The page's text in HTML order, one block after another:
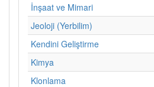
İnşaat ve Mimari
Jeoloji (Yerbilim)
Kendini Geliştirme
Kimya
Klonlama